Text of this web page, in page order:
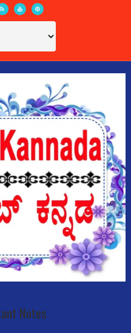
Notes